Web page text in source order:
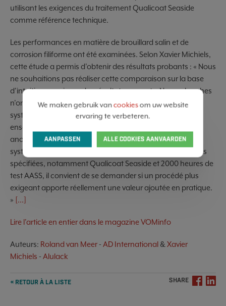
utilisant les exigences du traitement Qualicoat Seaside
comme référence technique.
Les performances en matière de brouillard salin et de
corrosion filiforme ont été examinées. Selon Xavier Michiels,
cette étude a permis d'obtenir des résultats probants : « Nous
ne souhaitions pas réaliser cette comparaison sur la base
d'intuitions, mais sur des résultats concrets. Nos recherches
n'ont révélé aucune différence significative entre les deux
systèmes. » Roland van Meer y voit également un
enseignement important pour le marché : « La pré-
anodisation est techniquement réalisable, mais si un
système de prétraitement chimique répond aux exigences
spécifiées, notamment Qualicoat Seaside et 2000 heures de
test AASS, il convient de se demander si un procédé plus
exigeant apporte réellement une valeur ajoutée en pratique.
» [...]
Lire l'article en entier dans le magazine VOMinfo
Auteurs: Roland van Meer- AD International & Xavier
Michiels - Alulack
« RETOUR À LA LISTE SHARE
We maken gebruik vancookiesom uw website
ervaring te verbeteren.
AANPASSEN ALLE COOKIES AANVAARDEN